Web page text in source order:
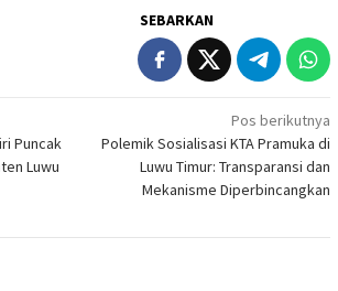
SEBARKAN
Puncak
Luwu
Pos berikutnya
Polemik Sosialisasi KTA Pramuka di
Luwu Timur: Transparansi dan
Mekanisme Diperbincangkan